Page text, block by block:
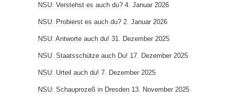
NSU: Verstehst es auch du? 4. Januar 2026
NSU: Probierst es auch du? 2. Januar 2026
NSU: Antworte auch du! 31. Dezember 2025
NSU: Staatsschütze auch Du! 17. Dezember 2025
NSU: Urteil auch du! 7. Dezember 2025
NSU: Schauprozeß in Dresden 13. November 2025